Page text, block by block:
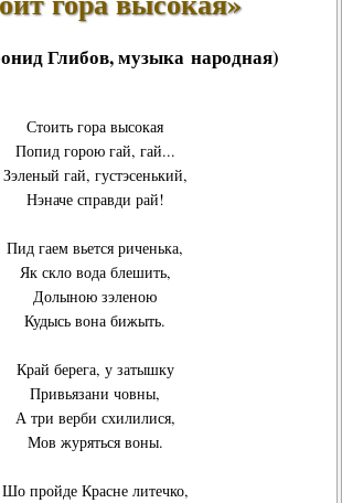
Глибов, музыка народная)
Стоить гора высокая
Попид горою гай, гай...
Зэленый гай, густэсенький,
Нэначе справди рай!
Пид гаем вьется риченька,
Як скло вода блешить,
Долыною зэленою
Кудысь вона бижыть.
Край берега, у затышку
Привьязани човны,
А три верби схилилися,
Мов журяться воны.
Шо пройде Красне литечко,